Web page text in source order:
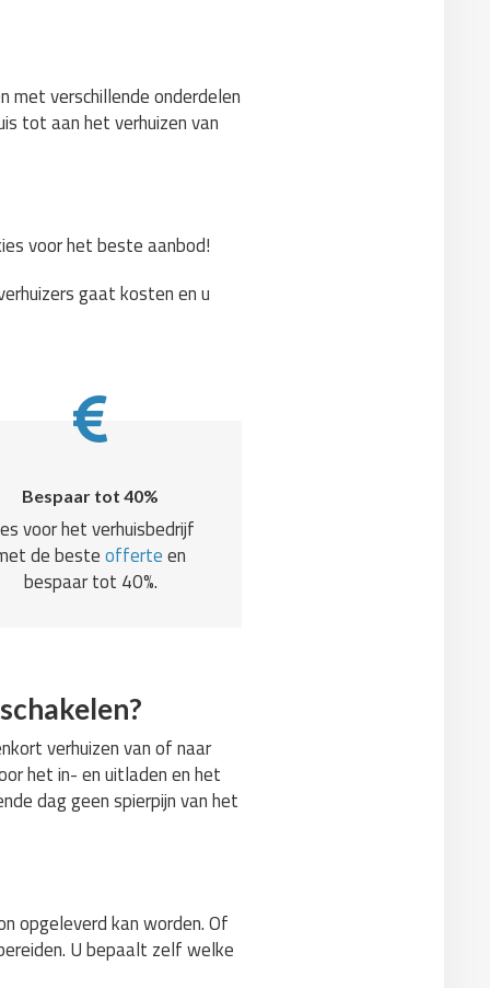
met verschillende onderdelen
tot aan het verhuizen van
voor het beste aanbod!
gaat kosten en u
Bespaar tot 40%
voor het verhuisbedrijf
de besteofferteen
bespaar tot 40%.
verhuizen van of naar
het in- en uitladen en het
dag geen spierpijn van het
opgeleverd kan worden. Of
U bepaalt zelf welke